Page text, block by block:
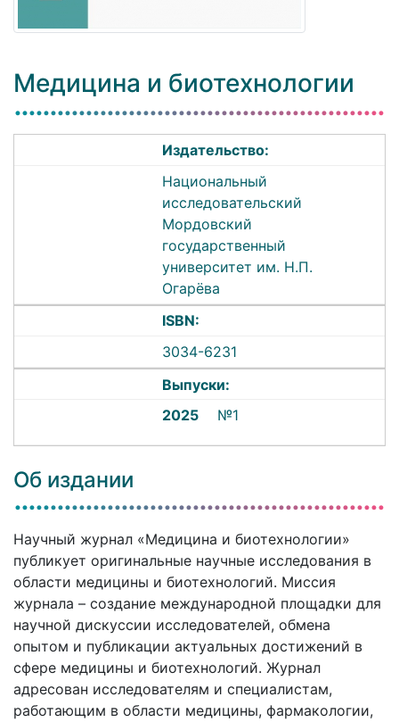
Медицина и биотехнологии
Издательство:
Национальный
исследовательский
Мордовский
государственный
университет им. Н.П.
Огарёва
ISBN:
3034-6231
Выпуски:
2025
№1
Об издании
Научный журнал «Медицина и биотехнологии»
публикует оригинальные научные исследования в
области медицины и биотехнологий. Миссия
журнала – создание международной площадки для
научной дискуссии исследователей, обмена
опытом и публикации актуальных достижений в
сфере медицины и биотехнологий. Журнал
адресован исследователям и специалистам,
работающим в области медицины, фармакологии,